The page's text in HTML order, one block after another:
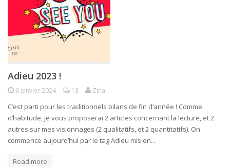
Adieu 2023 !
6 janvier 2024 13 Zina
C’est parti pour les traditionnels bilans de fin d’année ! Comme
d’habitude, je vous proposerai 2 articles concernant la lecture, et 2
autres sur mes visionnages (2 qualitatifs, et 2 quantitatifs). On
commence aujourd’hui par le tag Adieu mis en…
Read more